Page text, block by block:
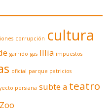
corrupción cultura
garrido gas Illia impuestos
oficial parque patricios
persiana subte a teatro
Zoo